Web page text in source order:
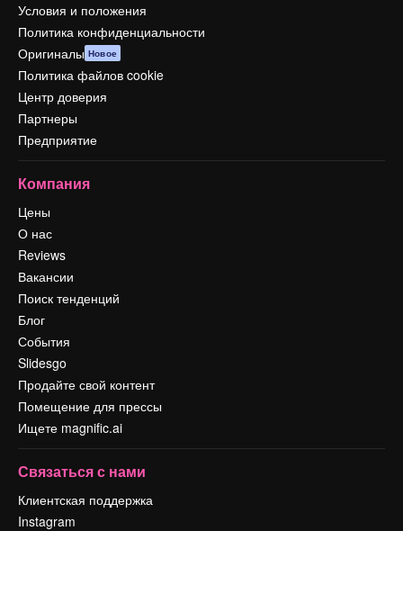
Условия и положения
Политика конфиденциальности
Оригиналы Новое
Политика файлов cookie
Центр доверия
Партнеры
Предприятие
Компания
Цены
О нас
Reviews
Вакансии
Поиск тенденций
Блог
События
Slidesgo
Продайте свой контент
Помещение для прессы
Ищете magnific.ai
Связаться с нами
Клиентская поддержка
Instagram